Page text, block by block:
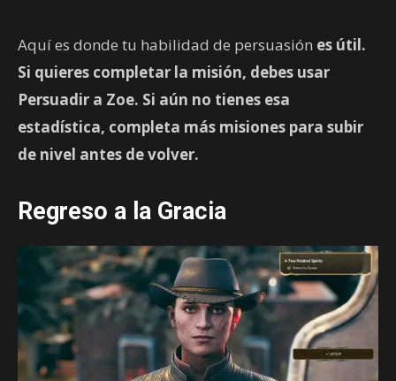
Aquí es donde tu habilidad de persuasión es útil.
Si quieres completar la misión, debes usar
Persuadir a Zoe. Si aún no tienes esa
estadística, completa más misiones para subir
de nivel antes de volver.
Regreso a la Gracia